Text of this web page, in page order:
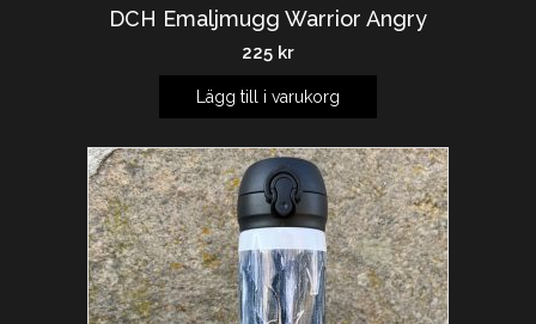
DCH Emaljmugg Warrior Angry
225 kr
Lägg till i varukorg